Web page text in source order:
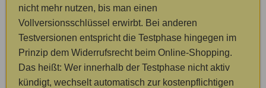
nicht mehr nutzen, bis man einen
Vollversionsschlüssel erwirbt. Bei anderen
Testversionen entspricht die Testphase hingegen im
Prinzip dem Widerrufsrecht beim Online-Shopping.
Das heißt: Wer innerhalb der Testphase nicht aktiv
kündigt, wechselt automatisch zur kostenpflichtigen